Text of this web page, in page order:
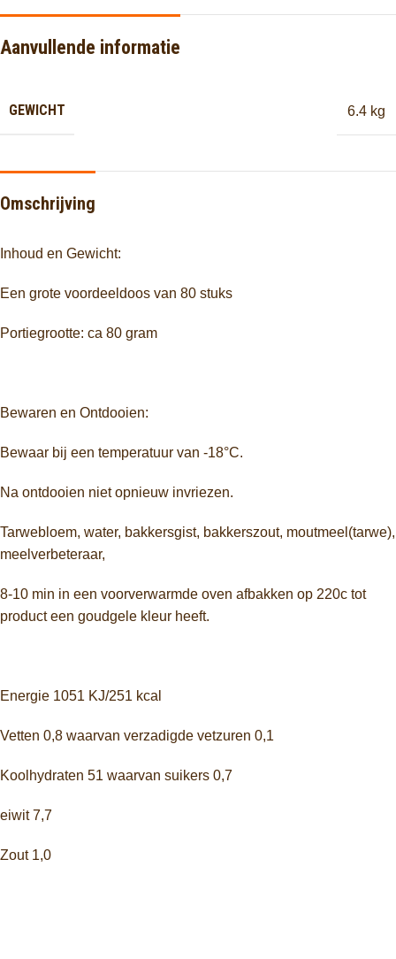
Aanvullende informatie
GEWICHT 6.4 kg
Omschrijving
Inhoud en Gewicht:
Een grote voordeeldoos van 80 stuks
Portiegrootte: ca 80 gram
Bewaren en Ontdooien:
Bewaar bij een temperatuur van -18°C.
Na ontdooien niet opnieuw invriezen.
Tarwebloem, water, bakkersgist, bakkerszout, moutmeel(tarwe),
meelverbeteraar,
8-10 min in een voorverwarmde oven afbakken op 220c tot
product een goudgele kleur heeft.
Energie 1051 KJ/251 kcal
Vetten 0,8 waarvan verzadigde vetzuren 0,1
Koolhydraten 51 waarvan suikers 0,7
eiwit 7,7
Zout 1,0